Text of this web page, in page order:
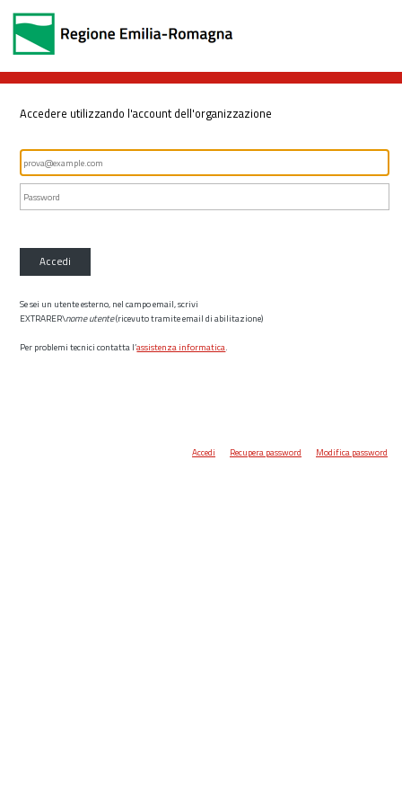
Accedere utilizzando l'account dell'organizzazione
Accedi
Se sei un utente esterno, nel campo email, scrivi
EXTRARER\nome utente(ricevuto tramite email di abilitazione)
Per problemi tecnici contatta l’assistenza informatica.
Accedi Recupera password Modifica password